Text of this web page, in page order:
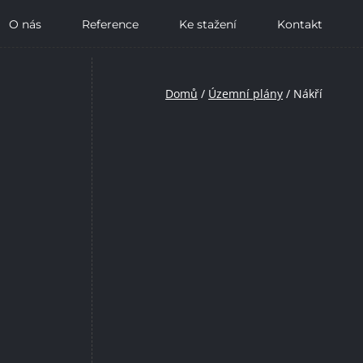
O nás Reference Ke stažení Kontakt
Domů / Územní plány / Nákří